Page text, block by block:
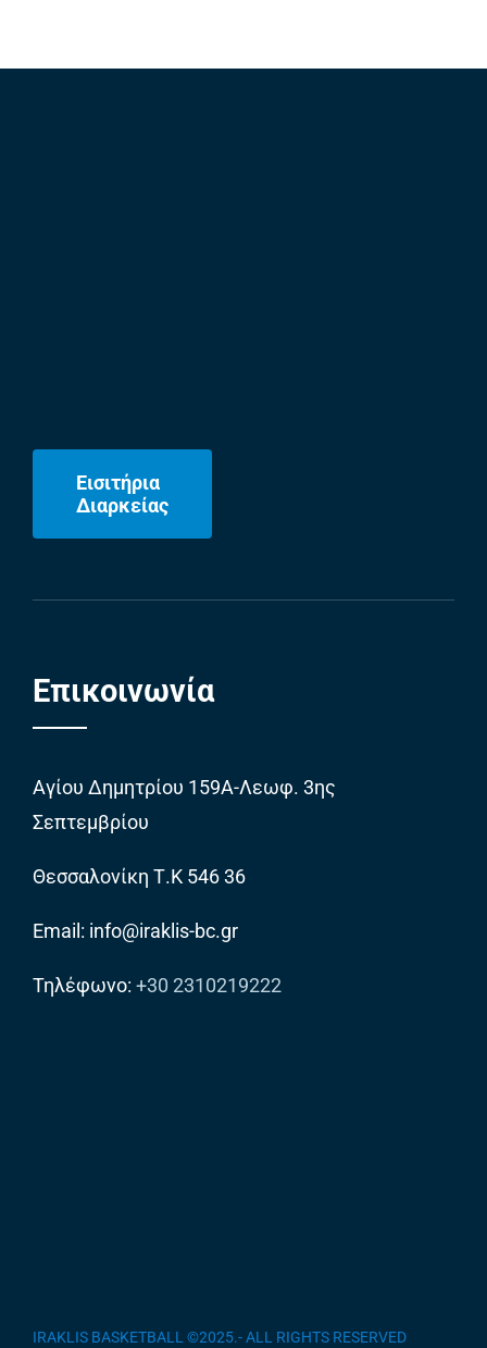
Εισιτήρια
Διαρκείας
Επικοινωνία
Αγίου Δημητρίου 159Α-Λεωφ. 3ης
Σεπτεμβρίου
Θεσσαλονίκη Τ.Κ 546 36
Email: info@iraklis-bc.gr
Τηλέφωνο: +30 2310219222
IRAKLIS BASKETBALL ©2025.- ALL RIGHTS RESERVED